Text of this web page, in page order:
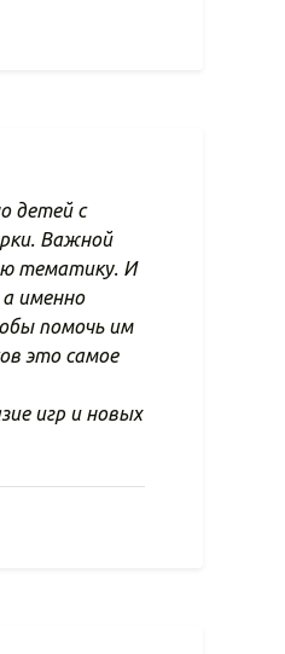
детей с
Важной
тематику. И
именно
помочь им
это самое
игр и новых